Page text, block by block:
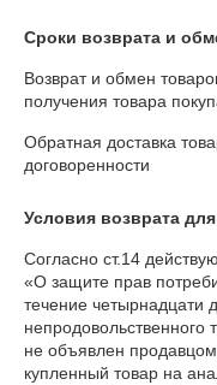
Сроки возврата и
Возврат и обмен
получения товара
Обратная доставка
договоренности
Условия возврата
Согласно ст.14
«О защите прав
течение четырнадцати
непродовольственного
не объявлен
купленный товар на